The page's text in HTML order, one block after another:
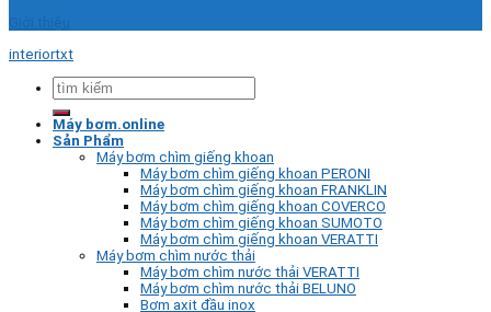
interiortxt
Tìm
kiếm:
Máy bơm.online
Sản Phẩm
Máy bơm chìm giếng khoan
Máy bơm chìm giếng khoan PERONI
Máy bơm chìm giếng khoan FRANKLIN
Máy bơm chìm giếng khoan COVERCO
Máy bơm chìm giếng khoan SUMOTO
Máy bơm chìm giếng khoan VERATTI
Máy bơm chìm nước thải
Máy bơm chìm nước thải VERATTI
Máy bơm chìm nước thải BELUNO
Bơm axit đầu inox